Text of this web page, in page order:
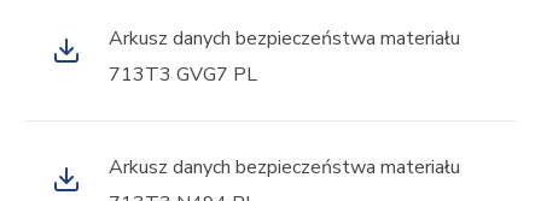
Arkusz danych bezpieczeństwa materiału
713T3 GVG7 PL
Arkusz danych bezpieczeństwa materiału